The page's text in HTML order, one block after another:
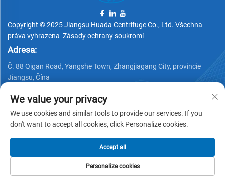
Copyright © 2025 Jiangsu Huada Centrifuge Co., Ltd. Všechna
práva vyhrazena Zásady ochrany soukromí
Adresa:
Č. 88 Qigan Road, Yangshe Town, Zhangjiagang City, provincie
Jiangsu, Čína
Telefon:
+86 15162337620
E-mail:
We value your privacy
We use cookies and similar tools to provide our services. If you
don't want to accept all cookies, click Personalize cookies.
Personalize cookies
Accept all